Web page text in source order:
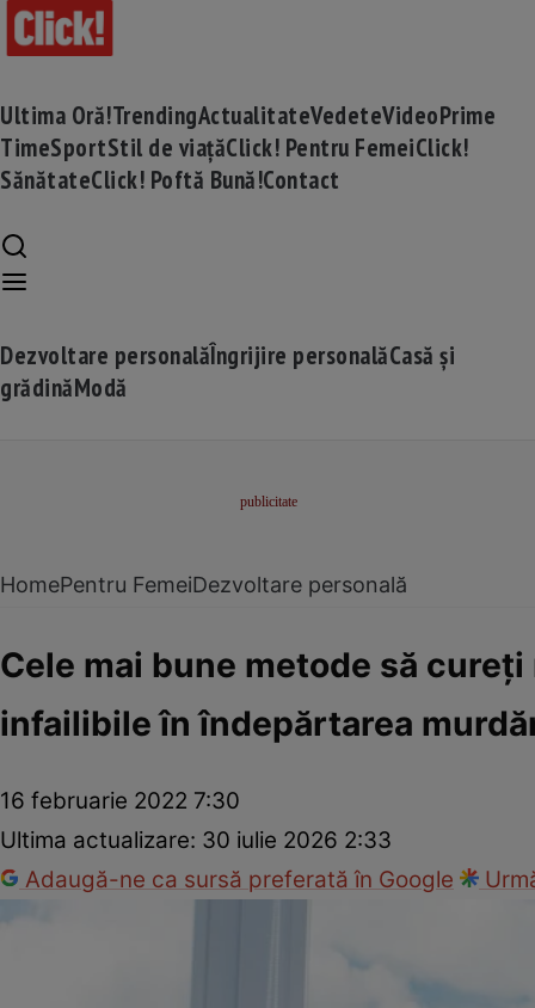
Ultima Oră!TrendingActualitateVedeteVideoPrime
TimeSportStil de viațăClick! Pentru FemeiClick!
SănătateClick! Poftă Bună!Contact
Dezvoltare personalăÎngrijire personalăCasă și
grădinăModă
HomePentru FemeiDezvoltare personală
Cele mai bune metode să
infailibile în îndepărtarea
16 februarie 2022 7:30
Ultima actualizare: 30 iulie 2026 2:33
Adaugă-ne ca sursă preferată în Google